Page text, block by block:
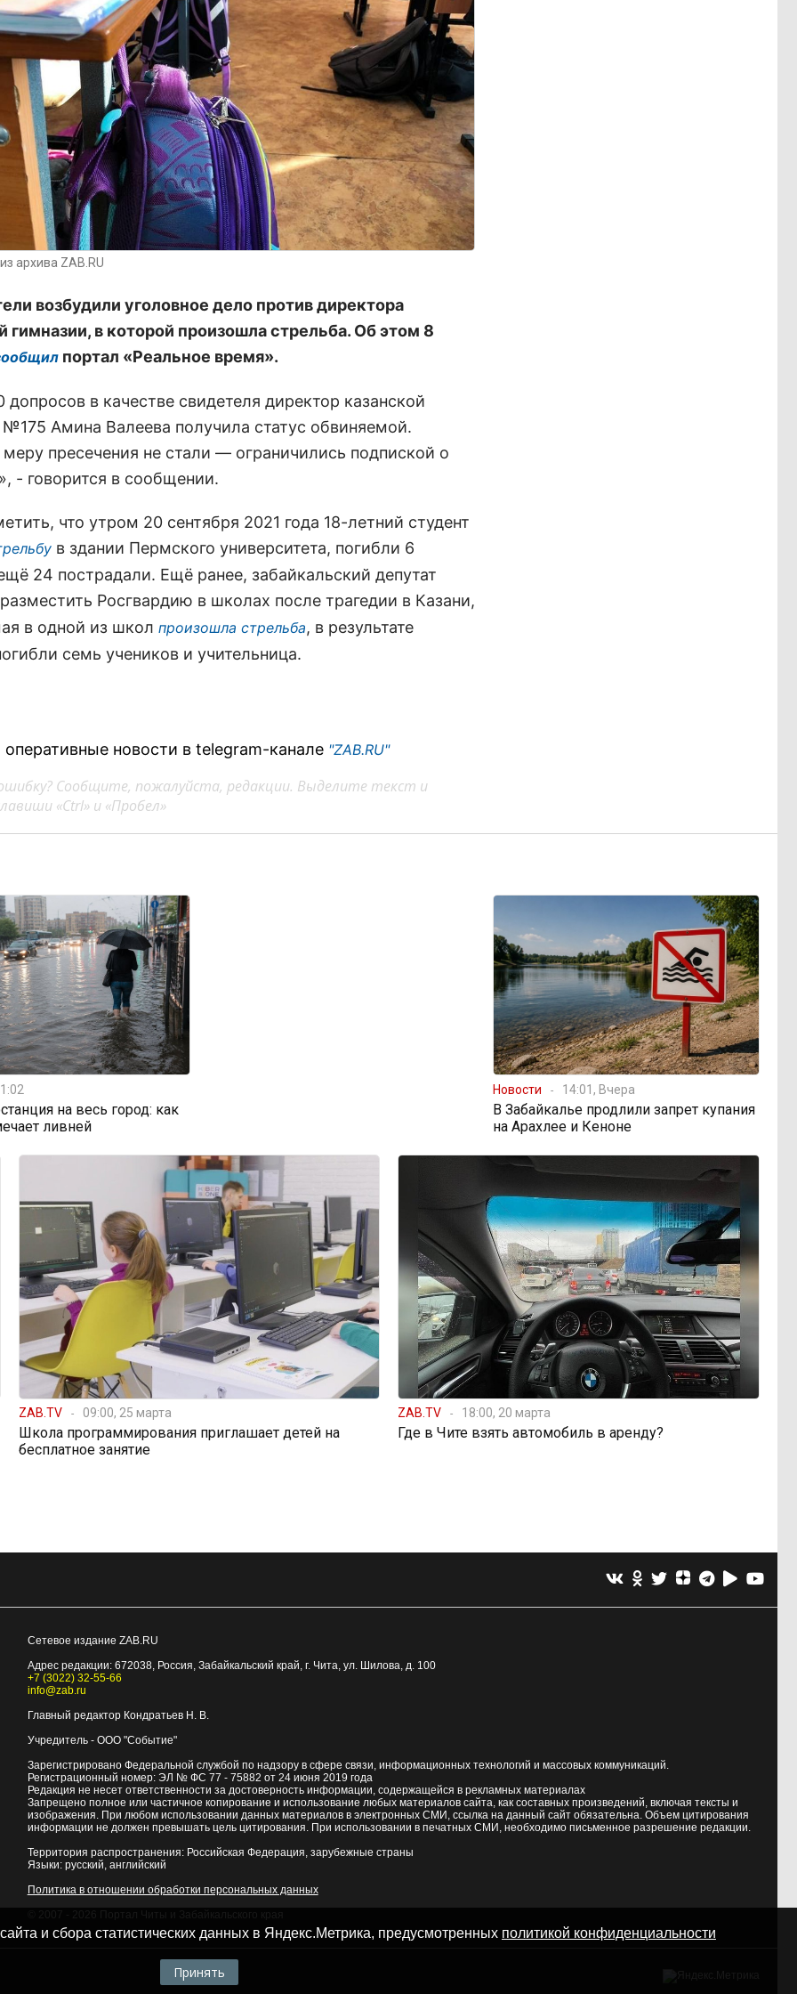
архива ZAB.RU
возбудили уголовное дело против директора
гимназии, в которой произошла стрельба. Об этом 8
портал «Реальное время».
допросов в качестве свидетеля директор казанской
Амина Валеева получила статус обвиняемой.
пресечения не стали — ограничились подпиской о
- говорится в сообщении.
что утром 20 сентября 2021 года 18-летний студент
в здании Пермского университета, погибли 6
24 пострадали. Ещё ранее, забайкальский депутат
разместить Росгвардию в школах после трагедии в Казани,
в одной из школ произошла стрельба, в результате
семь учеников и учительница.
новости в telegram-канале "ZAB.RU"
Сообщите, пожалуйста, редакции. Выделите текст и
«Ctrl» и «Пробел»
на весь город: как
ливней
Новости 14:01, Вчера
В Забайкалье продлили запрет купания
на Арахлее и Кеноне
ZAB.TV 09:00, 25 марта
Школа программирования приглашает детей на
бесплатное занятие
ZAB.TV 18:00, 20 марта
Где в Чите взять автомобиль в аренду?
Сетевое издание ZAB.RU
Адрес редакции: 672038, Россия, Забайкальский край, г. Чита, ул. Шилова, д. 100
+7 (3022) 32-55-66
info@zab.ru
Главный редактор Кондратьев Н. В.
Учредитель - ООО "Событие"
Зарегистрировано Федеральной службой по надзору в сфере связи, информационных технологий и массовых коммуникаций.
Регистрационный номер: ЭЛ № ФС 77 - 75882 от 24 июня 2019 года
Редакция не несет ответственности за достоверность информации, содержащейся в рекламных материалах
Запрещено полное или частичное копирование и использование любых материалов сайта, как составных произведений, включая тексты и
изображения. При любом использовании данных материалов в электронных СМИ, ссылка на данный сайт обязательна. Объем цитирования
информации не должен превышать цель цитирования. При использовании в печатных СМИ, необходимо письменное разрешение редакции.
Территория распространения: Российская Федерация, зарубежные страны
Языки: русский, английский
Политика в отношении обработки персональных данных
и сбора статистических данных в Яндекс.Метрика, предусмотренных политикой конфиденциальности
Принять